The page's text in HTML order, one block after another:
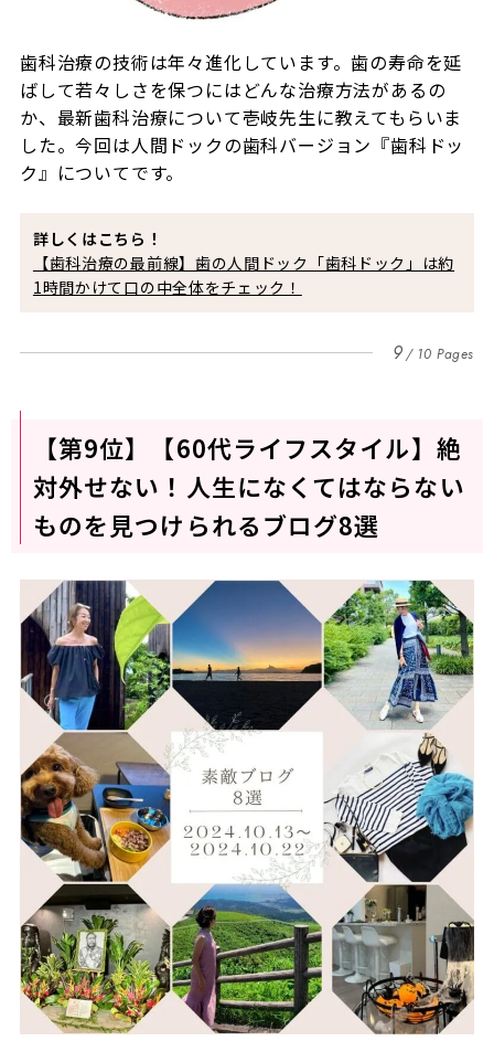
歯科治療の技術は年々進化しています。歯の寿命を延
ばして若々しさを保つにはどんな治療方法があるの
か、最新歯科治療について壱岐先生に教えてもらいま
した。今回は人間ドックの歯科バージョン『歯科ドッ
ク』についてです。
詳しくはこちら！
【歯科治療の最前線】歯の人間ドック「歯科ドック」は約
1時間かけて口の中全体をチェック！
9 10 Pages
【第9位】【60代ライフスタイル】絶
対外せない！人生になくてはならない
ものを見つけられるブログ8選